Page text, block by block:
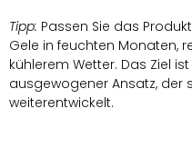
Tipp: Passen Sie das
Gele in feuchten Monaten,
kühlerem Wetter. Das Ziel
ausgewogener Ansatz, der
weiterentwickelt.